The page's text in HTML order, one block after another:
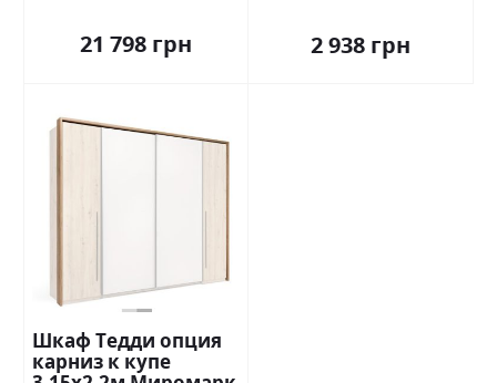
21 798 грн 2 938 грн
Шкаф Тедди опция
карниз к купе